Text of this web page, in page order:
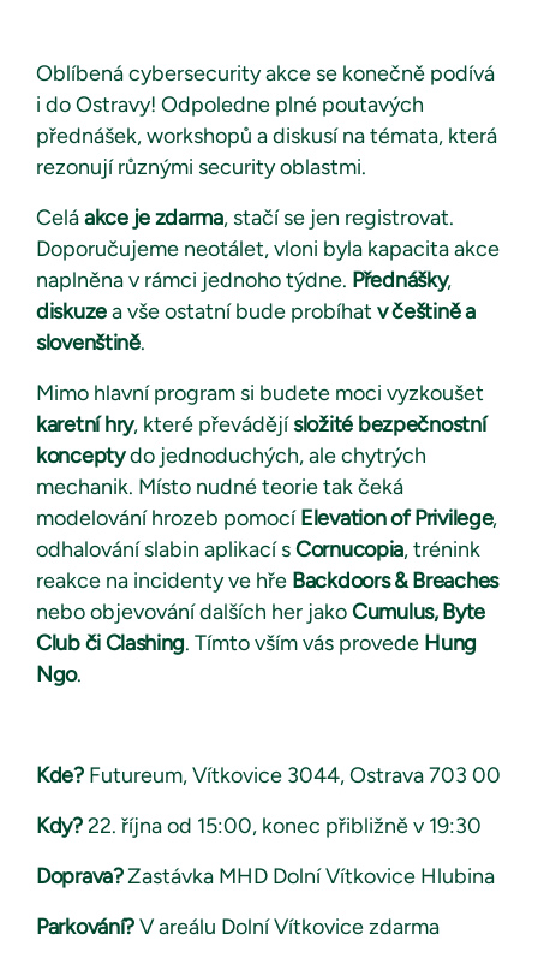
Oblíbená cybersecurity akce se konečně podívá
i do Ostravy! Odpoledne plné poutavých
přednášek, workshopů a diskusí na témata, která
rezonují různými security oblastmi.
Celáakce je zdarma, stačí se jen registrovat.
Doporučujeme neotálet, vloni byla kapacita akce
naplněna v rámci jednoho týdne. Přednášky,
diskuzea vše ostatní bude probíhat v češtině a
slovenštině.
Mimo hlavní program si budete moci vyzkoušet
karetní hry, které převádějísložité bezpečnostní
konceptydo jednoduchých, ale chytrých
mechanik. Místo nudné teorie tak čeká
modelování hrozeb pomocíElevation of Privilege,
odhalování slabin aplikací sCornucopia, trénink
reakce na incidenty ve hře Backdoors & Breaches
nebo objevování dalších her jakoCumulus, Byte
Club či Clashing. Tímto vším vás provede Hung
Ngo.
Kde? Futureum, Vítkovice 3044, Ostrava 703 00
Kdy?22. října od 15:00, konec přibližně v 19:30
Doprava?Zastávka MHD Dolní Vítkovice Hlubina
Parkování?V areálu Dolní Vítkovice zdarma